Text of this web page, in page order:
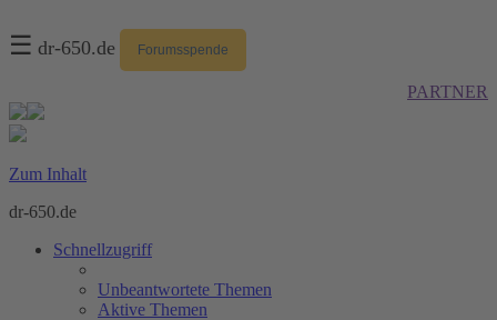
☰ dr-650.de Forumsspende
PARTNER
Zum Inhalt
dr-650.de
Schnellzugriff
Unbeantwortete Themen
Aktive Themen